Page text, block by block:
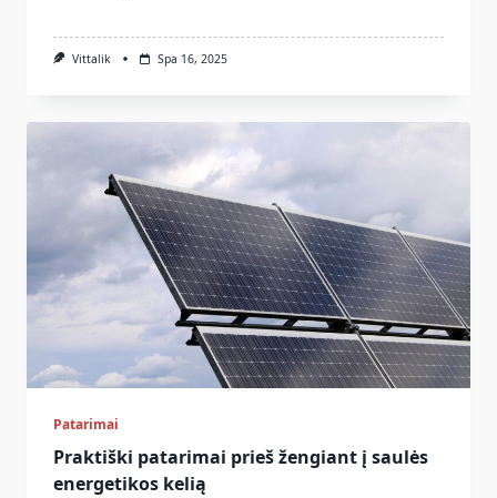
Vittalik Spa 16, 2025
Patarimai
Praktiški patarimai prieš žengiant į saulės
energetikos kelią